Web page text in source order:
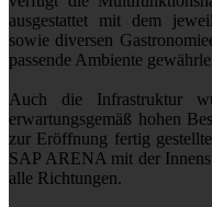
ausgestattet mit dem
sowie diversen
passende Ambiente
Auch die Infrastruktur
erwartungsgemäß hohen
zur Eröffnung fertig
SAP ARENA mit der
alle Richtungen.